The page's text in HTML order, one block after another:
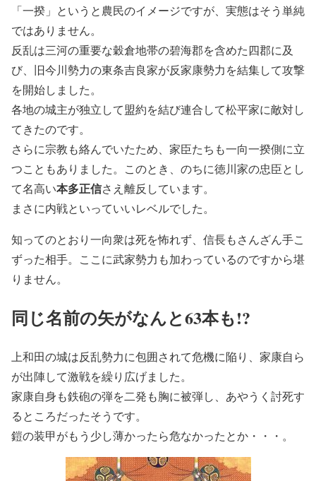
「一揆」というと農民のイメージですが、実態はそう単純
ではありません。
反乱は三河の重要な穀倉地帯の碧海郡を含めた四郡に及
び、旧今川勢力の東条吉良家が反家康勢力を結集して攻撃
を開始しました。
各地の城主が独立して盟約を結び連合して松平家に敵対し
てきたのです。
さらに宗教も絡んでいたため、家臣たちも一向一揆側に立
つこともありました。このとき、のちに徳川家の忠臣とし
て名高い本多正信さえ離反しています。
まさに内戦といっていいレベルでした。
知ってのとおり一向衆は死を怖れず、信長もさんざん手こ
ずった相手。ここに武家勢力も加わっているのですから堪
りません。
同じ名前の矢がなんと63本も!?
上和田の城は反乱勢力に包囲されて危機に陥り、家康自ら
が出陣して激戦を繰り広げました。
家康自身も鉄砲の弾を二発も胸に被弾し、あやうく討死す
るところだったそうです。
鎧の装甲がもう少し薄かったら危なかったとか・・・。